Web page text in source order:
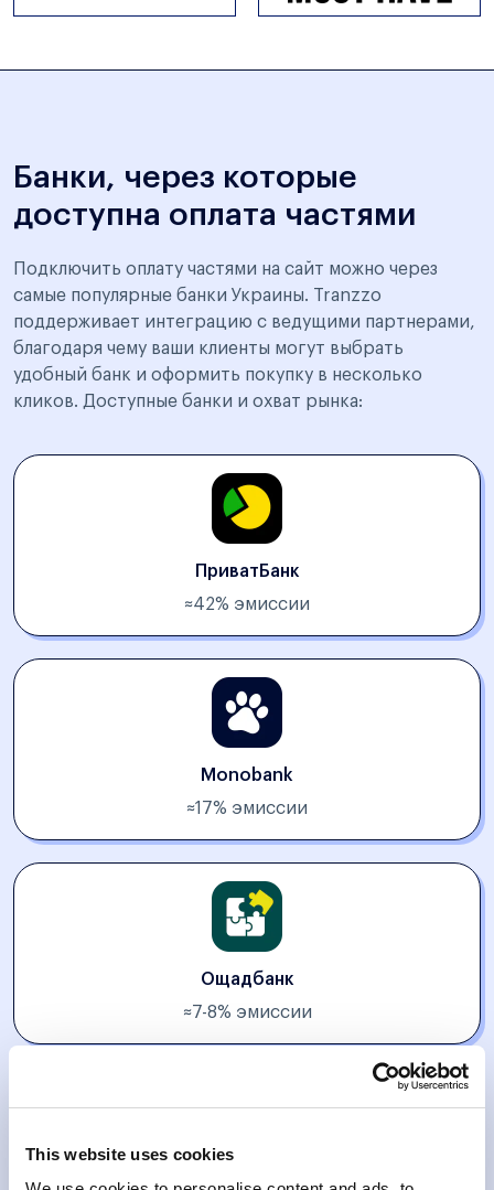
This website uses cookies
Банки, через которые
доступна оплата частями
Подключить оплату частями на сайт можно через
самые популярные банки Украины. Tranzzo
поддерживает интеграцию с ведущими партнерами,
благодаря чему ваши клиенты могут выбрать
удобный банк и оформить покупку в несколько
кликов. Доступные банки и охват рынка:
ПриватБанк
≈42% эмиссии
Monobank
≈17% эмиссии
Ощадбанк
≈7-8% эмиссии
ПУМБ